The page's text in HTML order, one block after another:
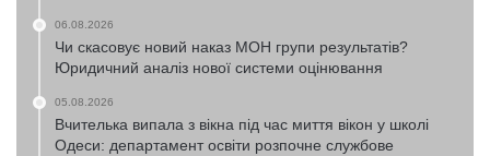
06.08.2026
Чи скасовує новий наказ МОН групи результатів?
Юридичний аналіз нової системи оцінювання
05.08.2026
Вчителька випала з вікна під час миття вікон у школі
Одеси: департамент освіти розпочне службове